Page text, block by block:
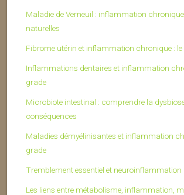
Maladie de Verneuil : inflammation
naturelles
Fibrome utérin et inflammation chronique :
Inflammations dentaires et inflammation
grade
Microbiote intestinal : comprendre la
conséquences
Maladies démyélinisantes et inflammation
grade
Tremblement essentiel et neuroinflammation
Les liens entre métabolisme, inflammation,